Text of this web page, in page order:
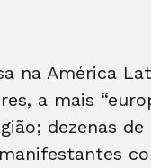
na América
a mais
dezenas